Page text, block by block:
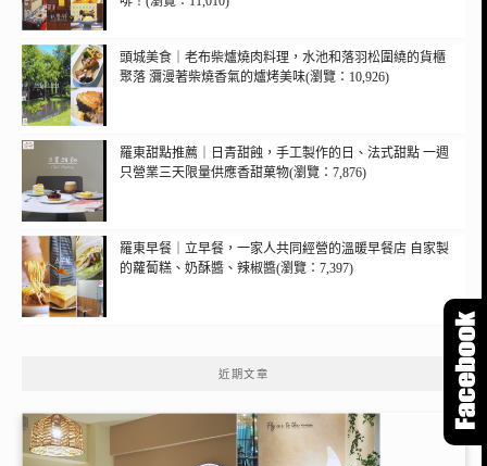
頭城美食｜老布柴爐燒肉料理，水池和落羽松圍繞的貨櫃
聚落 瀰漫著柴燒香氣的爐烤美味(瀏覽：10,926)
羅東甜點推薦｜日青甜蝕，手工製作的日、法式甜點 一週
只營業三天限量供應香甜菓物(瀏覽：7,876)
羅東早餐｜立早餐，一家人共同經營的溫暖早餐店 自家製
的蘿蔔糕、奶酥醬、辣椒醬(瀏覽：7,397)
近期文章